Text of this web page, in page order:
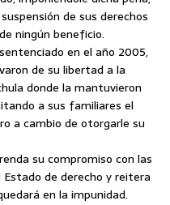
de sus derechos
ningún beneficio.
en el año 2005,
de su libertad a la
donde la mantuvieron
a sus familiares el
a cambio de otorgarle su
su compromiso con las
de derecho y reitera
en la impunidad.